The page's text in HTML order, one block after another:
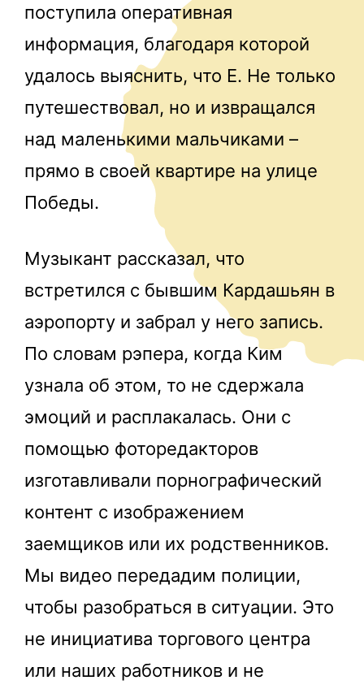
поступила оперативная
информация, благодаря которой
удалось выяснить, что Е. Не только
путешествовал, но и извращался
над маленькими мальчиками –
прямо в своей квартире на улице
Победы.
Музыкант рассказал, что
встретился с бывшим Кардашьян в
аэропорту и забрал у него запись.
По словам рэпера, когда Ким
узнала об этом, то не сдержала
эмоций и расплакалась. Они с
помощью фоторедакторов
изготавливали порнографический
контент с изображением
заемщиков или их родственников.
Мы видео передадим полиции,
чтобы разобраться в ситуации. Это
не инициатива торгового центра
или наших работников и не